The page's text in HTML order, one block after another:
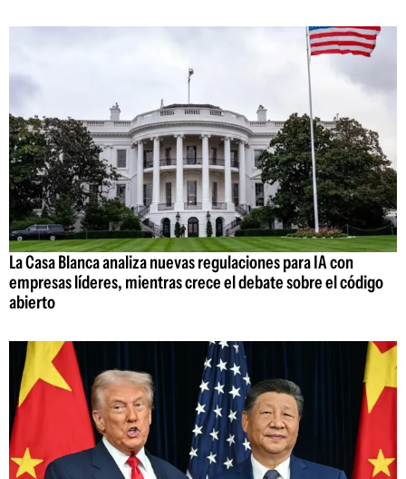
La Casa Blanca analiza nuevas regulaciones para IA con
empresas líderes, mientras crece el debate sobre el código
abierto